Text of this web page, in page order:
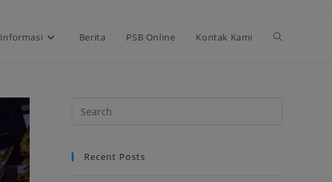
Informasi Berita PSB Online Kontak Kami
Recent Posts